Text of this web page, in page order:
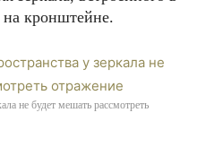
кронштейне.
не будет мешать рассмотреть